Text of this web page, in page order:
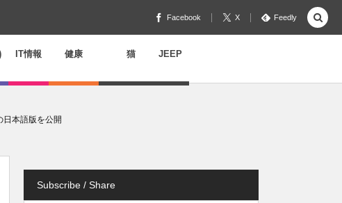
Facebook X Feedly
IT情報 健康 猫 JEEP
本語版を公開
Subscribe / Share